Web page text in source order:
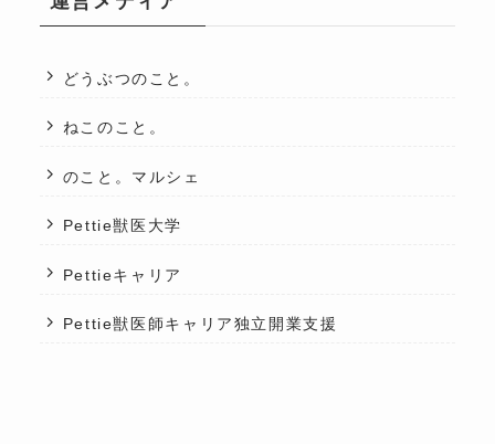
どうぶつのこと。
ねこのこと。
のこと。マルシェ
Pettie獣医大学
Pettieキャリア
Pettie獣医師キャリア独立開業支援